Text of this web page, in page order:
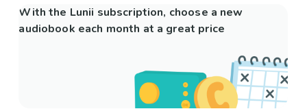
With the Lunii subscription, choose a new
audiobook each month at a great price